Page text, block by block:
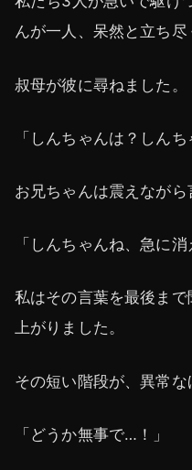
んが一人、呆然と立ち尽
叔母が彼に尋ねました。
「しんちゃんは？しんち
お兄ちゃんは震えながら
「しんちゃんね、急に
私はその言葉を最後ま
上がりました。
その短い階段が、異常な
「どうか無事で…！」